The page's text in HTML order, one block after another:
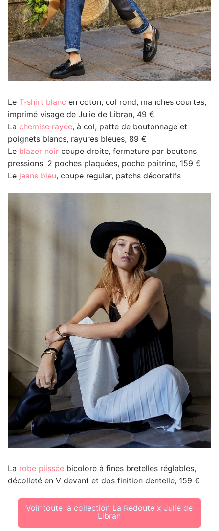
Le T-shirt blanc en coton, col rond, manches courtes,
imprimé visage de Julie de Libran, 49 €
La chemise rayée, à col, patte de boutonnage et
poignets blancs, rayures bleues, 89 €
Le blazer noir coupe droite, fermeture par boutons
pressions, 2 poches plaquées, poche poitrine, 159 €
Le jeans bleu, coupe regular, patchs décoratifs
La robe plissée bicolore à fines bretelles réglables,
décolleté en V devant et dos finition dentelle, 159 €
Voir toute la collection La Redoute x Julie de
Libran